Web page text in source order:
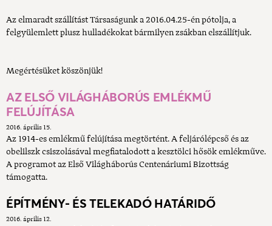
Az elmaradt szállítást Társaságunk a 2016.04.25-én pótolja, a
felgyülemlett plusz hulladékokat bármilyen zsákban elszállítjuk.
Megértésüket köszönjük!
AZ ELSŐ VILÁGHÁBORÚS EMLÉKMŰ
FELÚJÍTÁSA
2016. április 15.
Az 1914-es emlékmű felújítása megtörtént. A feljárólépcső és az
obelilszk csiszolásával megfiatalodott a kesztölci hősök emlékműve.
A programot az Első Világháborús Centenáriumi Bizottság
támogatta.
ÉPÍTMÉNY- ÉS TELEKADÓ HATÁRIDŐ
2016. április 12.